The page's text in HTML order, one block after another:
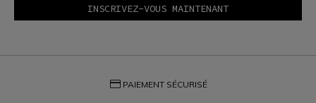
credit_card PAIEMENT SÉCURISÉ